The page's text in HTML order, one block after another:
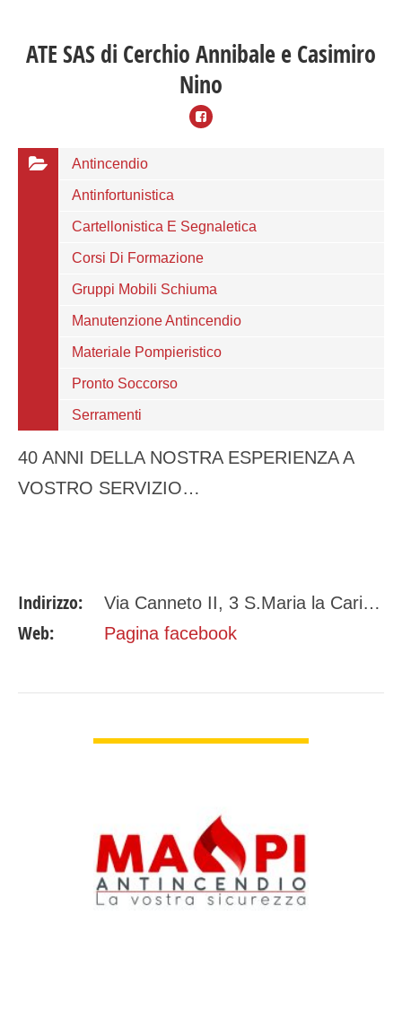
ATE SAS di Cerchio Annibale e Casimiro
Nino
Antincendio
Antinfortunistica
Cartellonistica E Segnaletica
Corsi Di Formazione
Gruppi Mobili Schiuma
Manutenzione Antincendio
Materiale Pompieristico
Pronto Soccorso
Serramenti
40 ANNI DELLA NOSTRA ESPERIENZA A
VOSTRO SERVIZIO…
Indirizzo: Via Canneto II, 3 S.Maria la Carità 80050 Napoli
Web: Pagina facebook